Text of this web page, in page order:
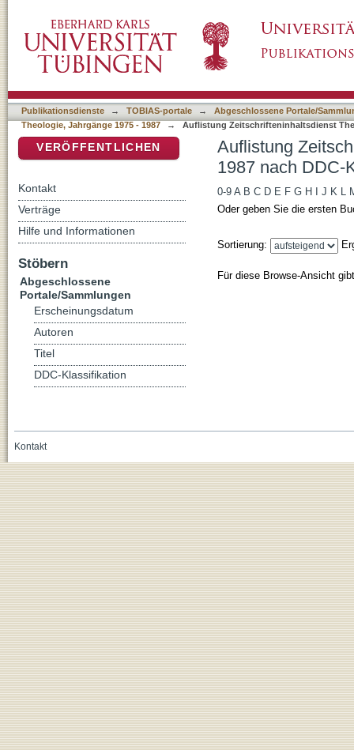
Publikationsdienste → TOBIAS-portale →
Abgeschlossene Portale/
Theologie, Jahrgänge 1975 - 1987
→ Auflistung Zeitschrifteninhaltsdienst
Auflistung
1987 nach DDC-
0-9 A B C D E F G H J K L
Oder geben Sie die ersten
Sortierung:
Für diese Browse-Ansicht
VERÖFFENTLICHEN
Kontakt
Verträge
Hilfe und Informationen
Stöbern
Abgeschlossene
Portale/Sammlungen
Erscheinungsdatum
Autoren
Titel
DDC-Klassifikation
Kontakt